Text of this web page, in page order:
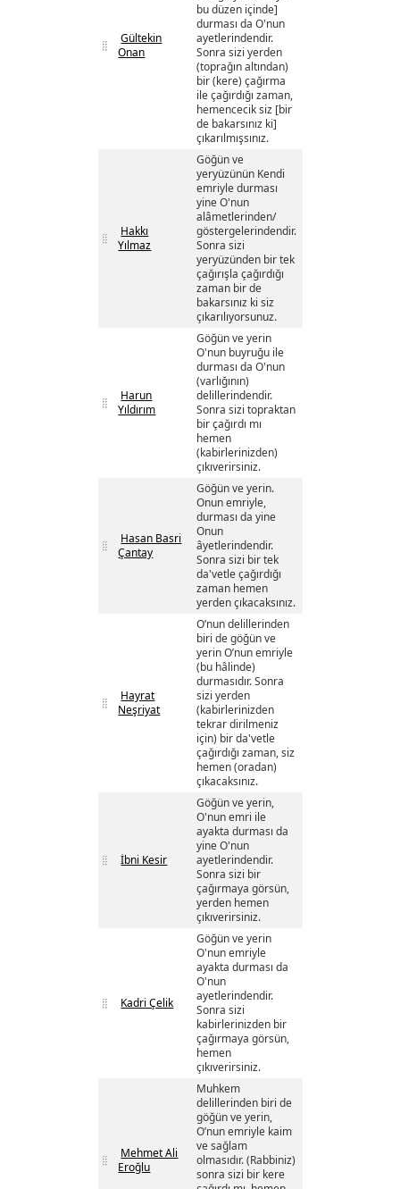
Gültekin
Onan
bu düzen içinde]
durması da O'nun
ayetlerindendir.
Sonra sizi yerden
(toprağın altından)
bir (kere) çağırma
ile çağırdığı zaman,
hemencecik siz [bir
de bakarsınız ki]
çıkarılmışsınız.
Hakkı
Yılmaz
Göğün ve
yeryüzünün Kendi
emriyle durması
yine O'nun
alâmetlerinden/
göstergelerindendir.
Sonra sizi
yeryüzünden bir tek
çağırışla çağırdığı
zaman bir de
bakarsınız ki siz
çıkarılıyorsunuz.
Harun
Yıldırım
Göğün ve yerin
O'nun buyruğu ile
durması da O'nun
(varlığının)
delillerindendir.
Sonra sizi topraktan
bir çağırdı mı
hemen
(kabirlerinizden)
çıkıverirsiniz.
Hasan Basri
Çantay
Göğün ve yerin.
Onun emriyle,
durması da yine
Onun
âyetlerindendir.
Sonra sizi bir tek
da'vetle çağırdığı
zaman hemen
yerden çıkacaksınız.
Hayrat
Neşriyat
O’nun delillerinden
biri de göğün ve
yerin O’nun emriyle
(bu hâlinde)
durmasıdır. Sonra
sizi yerden
(kabirlerinizden
tekrar dirilmeniz
için) bir da'vetle
çağırdığı zaman, siz
hemen (oradan)
çıkacaksınız.
İbni Kesir
Göğün ve yerin,
O'nun emri ile
ayakta durması da
yine O'nun
ayetlerindendir.
Sonra sizi bir
çağırmaya görsün,
yerden hemen
çıkıverirsiniz.
Kadri Çelik
Göğün ve yerin
O'nun emriyle
ayakta durması da
O'nun
ayetlerindendir.
Sonra sizi
kabirlerinizden bir
çağırmaya görsün,
hemen
çıkıverirsiniz.
Mehmet Ali
Eroğlu
Muhkem
delillerinden biri de
göğün ve yerin,
O’nun emriyle kaim
ve sağlam
olmasıdır. (Rabbiniz)
sonra sizi bir kere